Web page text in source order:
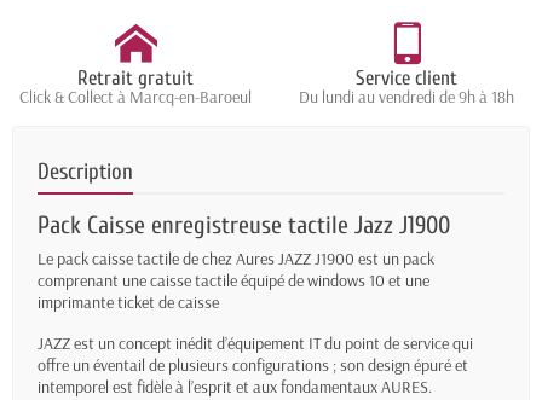
Retrait gratuit
Click & Collect à Marcq-en-Baroeul
Service client
Du lundi au vendredi de 9h à 18h
Description
Pack Caisse enregistreuse tactile Jazz J1900
Le pack caisse tactile de chez Aures JAZZ J1900 est un pack
comprenant une caisse tactile équipé de windows 10 et une
imprimante ticket de caisse
JAZZ est un concept inédit d’équipement IT du point de service qui
offre un éventail de plusieurs configurations ; son design épuré et
intemporel est fidèle à l’esprit et aux fondamentaux AURES.